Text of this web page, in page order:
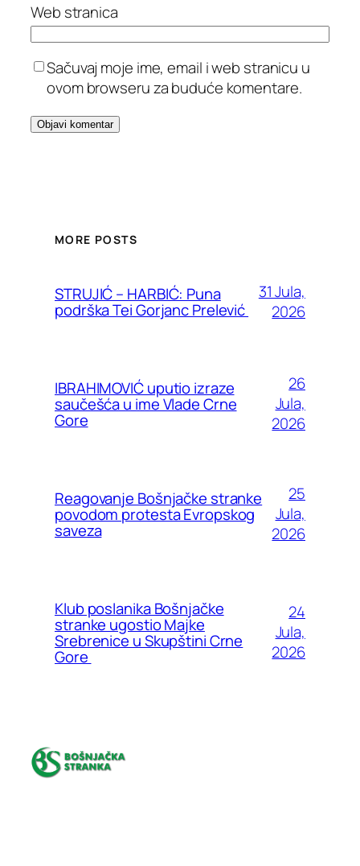
Web stranica
Sačuvaj moje ime, email i web stranicu u
ovom browseru za buduće komentare.
MORE POSTS
STRUJIĆ – HARBIĆ: Puna
podrška Tei Gorjanc Prelević
31 Jula,
2026
IBRAHIMOVIĆ uputio izraze
saučešća u ime Vlade Crne
Gore
26
Jula,
2026
Reagovanje Bošnjačke stranke
povodom protesta Evropskog
saveza
25
Jula,
2026
Klub poslanika Bošnjačke
stranke ugostio Majke
Srebrenice u Skupštini Crne
Gore
24
Jula,
2026